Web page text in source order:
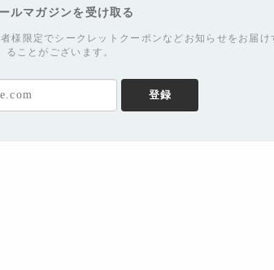
ルマガジンを受け取る
様限定でシークレットクーポンなどお知らせをお届け
ることがございます。
登録